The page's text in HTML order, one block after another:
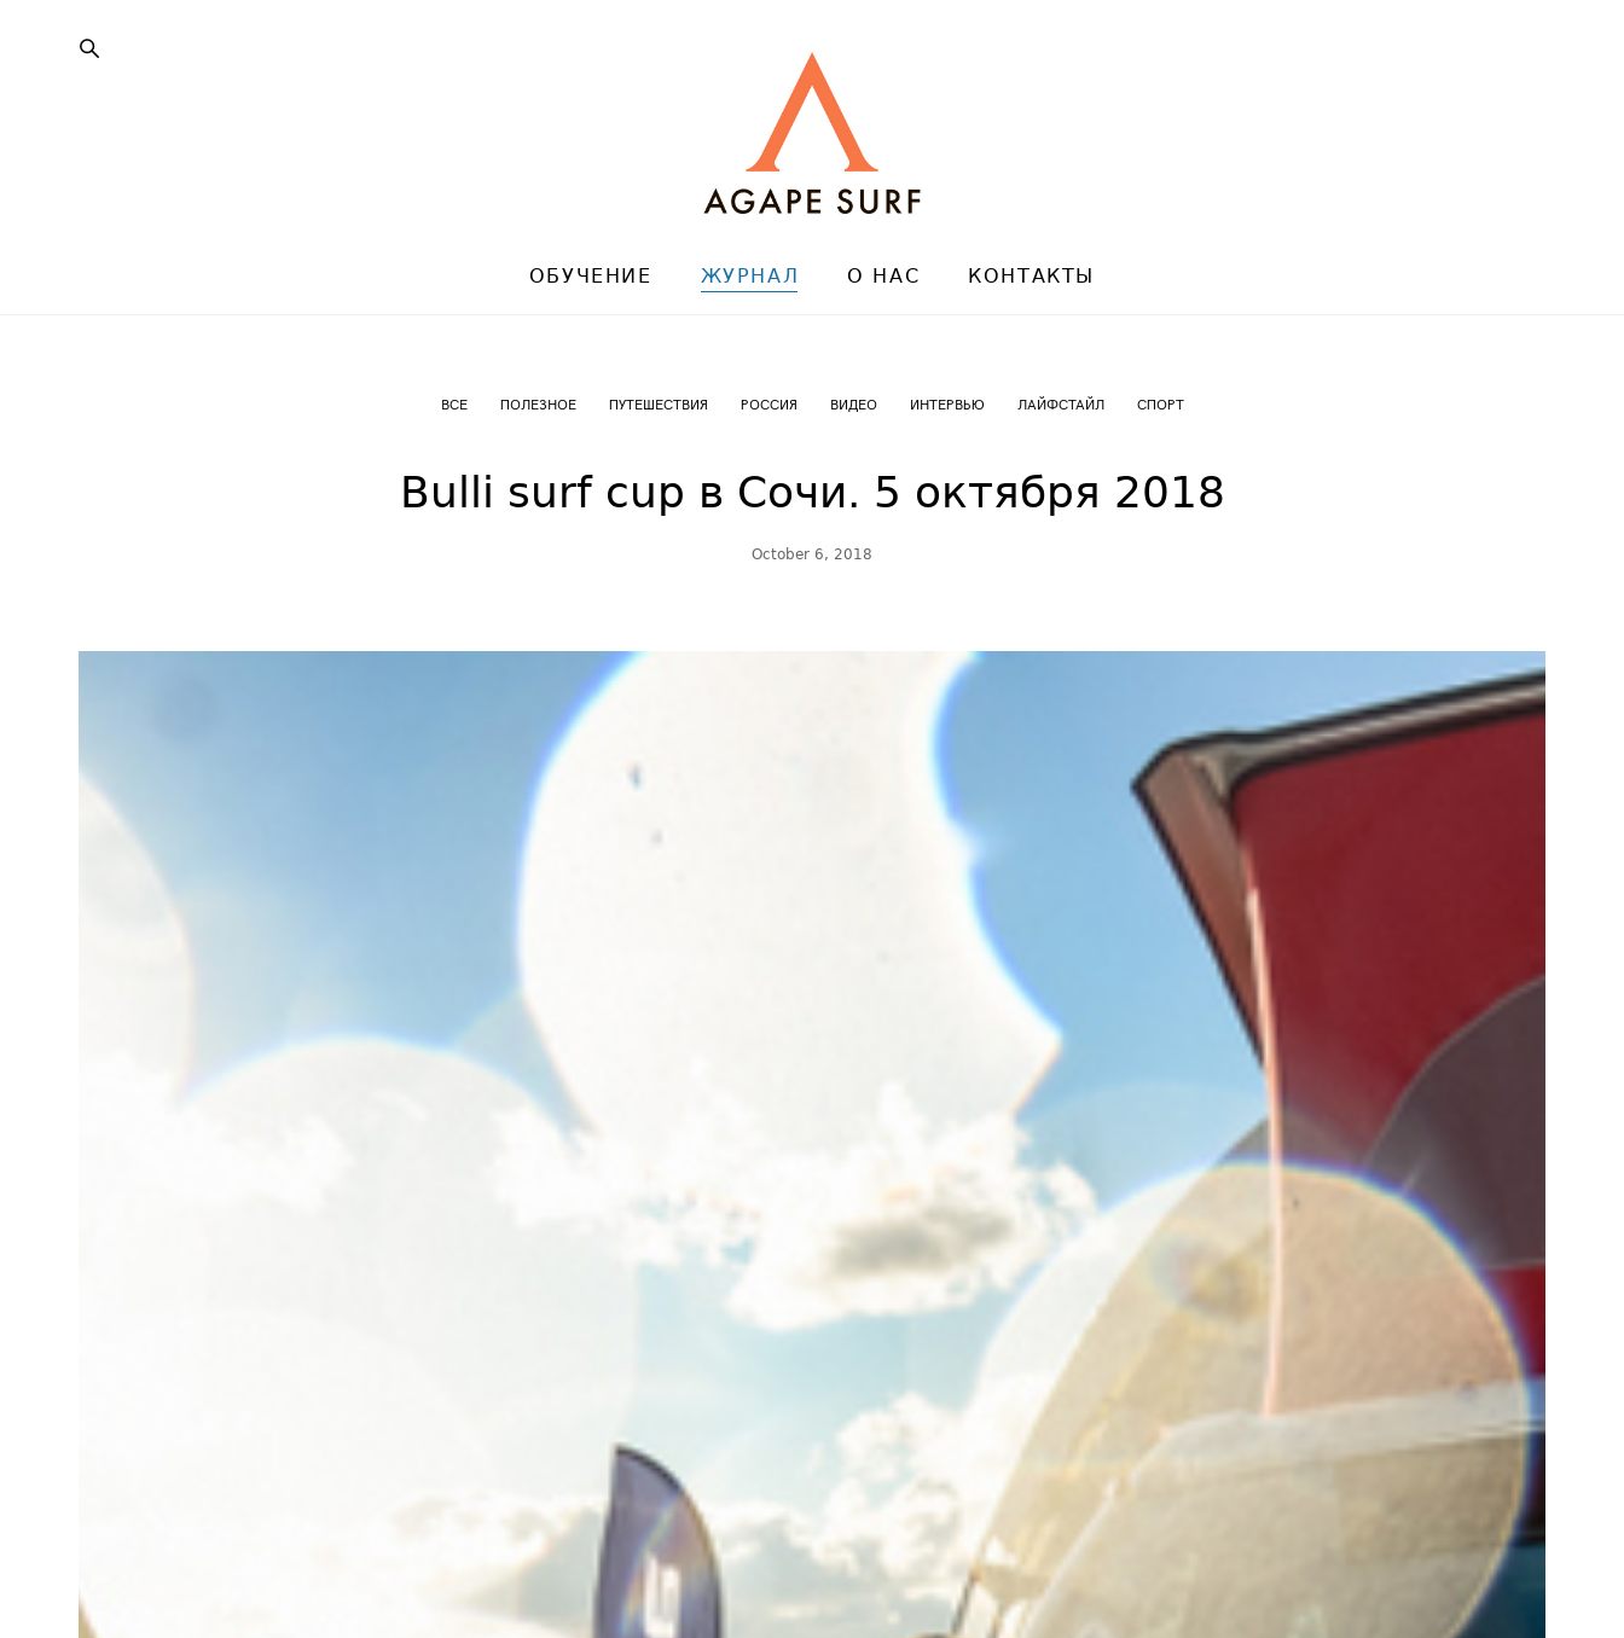
ОБУЧЕНИЕ ЖУРНАЛ О НАС КОНТАКТЫ
ВСЕ ПОЛЕЗНОЕ ПУТЕШЕСТВИЯ РОССИЯ ВИДЕО ИНТЕРВЬЮ ЛАЙФСТАЙЛ СПОРТ
Bulli surf cup в Сочи. 5 октября 2018
October 6, 2018